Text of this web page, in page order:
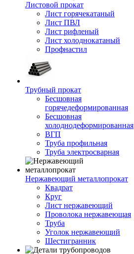
Листовой прокат
Лист горячекатаный
Лист ПВЛ
Лист рифленый
Лист холоднокатаный
Профнастил
Трубный прокат
Бесшовная
горячедеформированная
Бесшовная
холоднодеформированная
ВГП
Труба профильная
Труба электросварная
Нержавеющий металлопрокат
Квадрат
Круг
Лист нержавеющий
Проволока нержавеющая
Труба
Уголок нержавеющий
Шестигранник